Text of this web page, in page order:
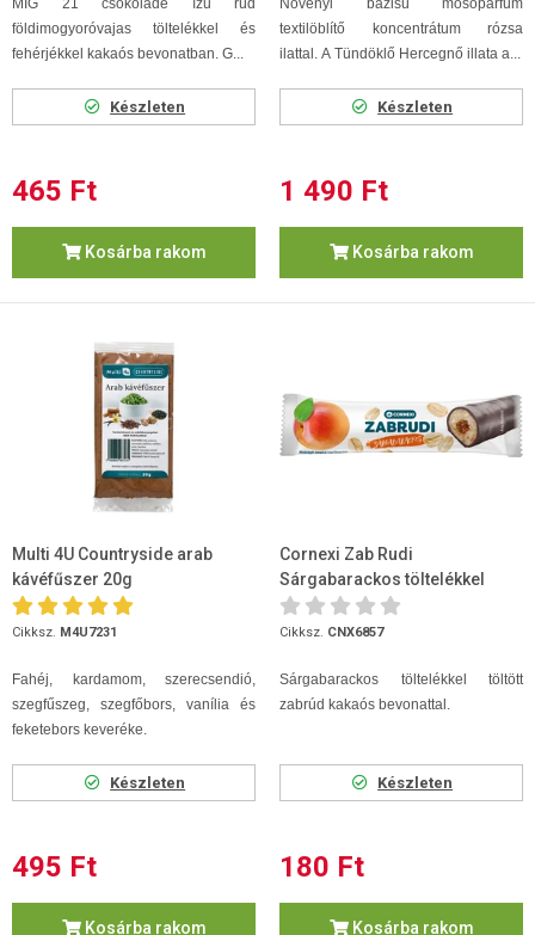
MIG 21 csokoládé ízű rúd
földimogyoróvajas töltelékkel és
fehérjékkel kakaós bevonatban. G...
Készleten
465 Ft
Kosárba rakom
Növényi bázisú mosóparfüm
textilöblítő koncentrátum rózsa
ilattal. A Tündöklő Hercegnő illata a...
Készleten
1 490 Ft
Kosárba rakom
Multi 4U Countryside arab
kávéfűszer 20g
Cikksz. M4U7231
Fahéj, kardamom, szerecsendió,
szegfűszeg, szegfőbors, vanília és
feketebors keveréke.
Készleten
495 Ft
Kosárba rakom
Cornexi Zab Rudi
Sárgabarackos töltelékkel
kakaós bevonattal 30 g
Cikksz. CNX6857
Sárgabarackos töltelékkel töltött
zabrúd kakaós bevonattal.
Készleten
180 Ft
Kosárba rakom